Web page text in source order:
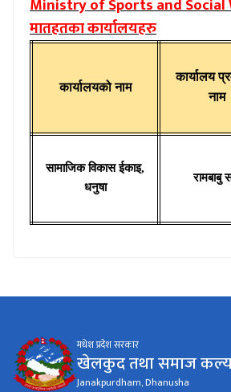
Ministry of Sports and Social
मातहतका कार्यालयहरु
कार्यालयको नाम
कार्यालय
नाम
सामाजिक विकास ईकाइ,
धनुषा
रामबाबु
मधेश प्रदेश सरकार
खेलकुद तथा समाज
Janakpurdham, Dhanusha